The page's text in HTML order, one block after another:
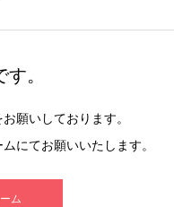
。
願いしております。
にてお願いいたします。
ム